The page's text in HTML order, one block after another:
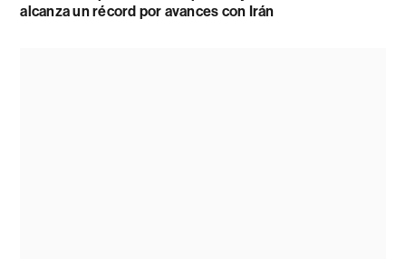
alcanza un récord por avances con Irán